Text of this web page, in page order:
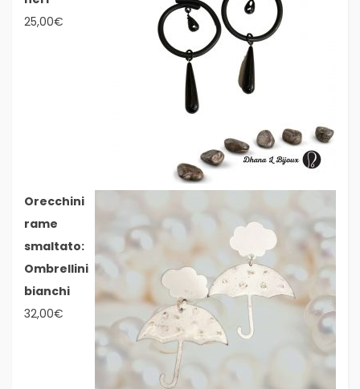
25,00€
Orecchini
rame
smaltato:
Ombrellini
bianchi
32,00€